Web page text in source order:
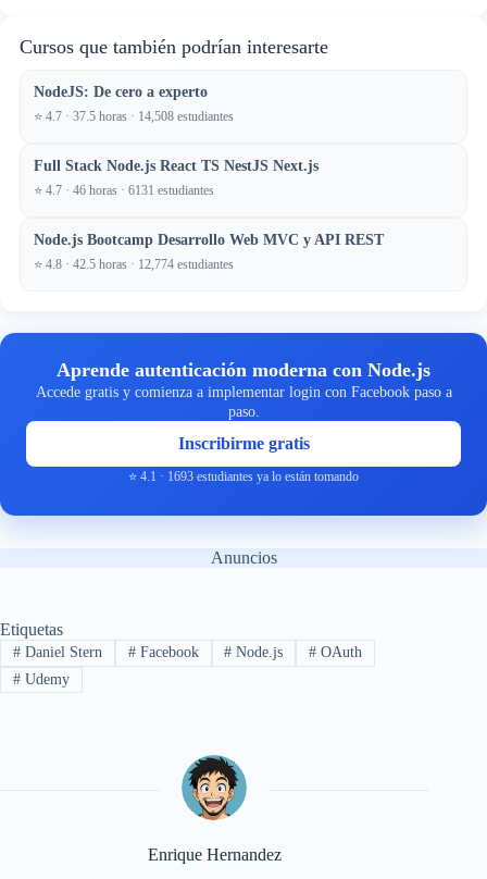
Cursos que también podrían interesarte
NodeJS: De cero a experto
⭐ 4.7 · 37.5 horas · 14,508 estudiantes
Full Stack Node.js React TS NestJS Next.js
⭐ 4.7 · 46 horas · 6131 estudiantes
Node.js Bootcamp Desarrollo Web MVC y API REST
⭐ 4.8 · 42.5 horas · 12,774 estudiantes
Aprende autenticación moderna con Node.js
Accede gratis y comienza a implementar login con Facebook paso a
paso.
Inscribirme gratis
⭐ 4.1 · 1693 estudiantes ya lo están tomando
Anuncios
Etiquetas
#Daniel Stern #Facebook # Node.js # OAuth
#Udemy
Enrique Hernandez